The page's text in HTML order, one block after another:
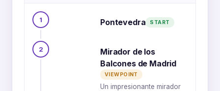
1 Pontevedra START
2
Mirador de los
Balcones de Madrid
VIEWPOINT
Un impresionante mirador